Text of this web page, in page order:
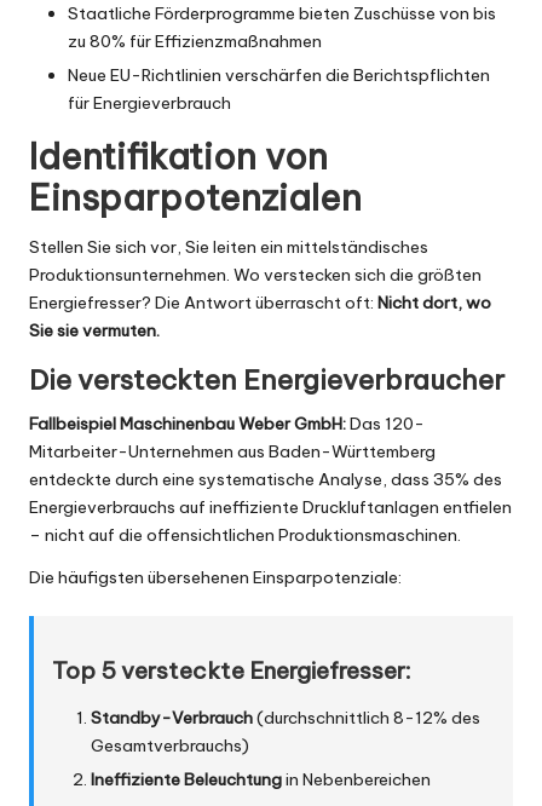
Staatliche Förderprogramme bieten Zuschüsse von bis
zu 80% für Effizienzmaßnahmen
Neue EU-Richtlinien verschärfen die Berichtspflichten
für Energieverbrauch
Identifikation von
Einsparpotenzialen
Stellen Sie sich vor, Sie leiten ein mittelständisches
Produktionsunternehmen. Wo verstecken sich die größten
Energiefresser? Die Antwort überrascht oft: Nicht dort, wo
Sie sie vermuten.
Die versteckten Energieverbraucher
Fallbeispiel Maschinenbau Weber GmbH:Das 120-
Mitarbeiter-Unternehmen aus Baden-Württemberg
entdeckte durch eine systematische Analyse, dass 35% des
Energieverbrauchs auf ineffiziente Druckluftanlagen entfielen
– nicht auf die offensichtlichen Produktionsmaschinen.
Die häufigsten übersehenen Einsparpotenziale:
Top 5 versteckte Energiefresser:
Standby-Verbrauch(durchschnittlich 8-12% des
Gesamtverbrauchs)
Ineffiziente Beleuchtungin Nebenbereichen